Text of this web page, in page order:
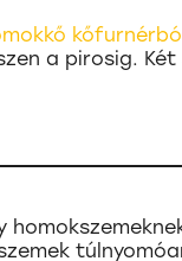
a pirosig.